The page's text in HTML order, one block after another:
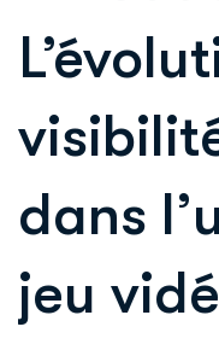
dans
jeu